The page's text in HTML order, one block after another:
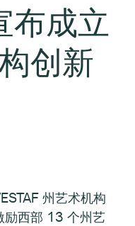
布成立
创新
州艺术机构
励西部 13 个州艺